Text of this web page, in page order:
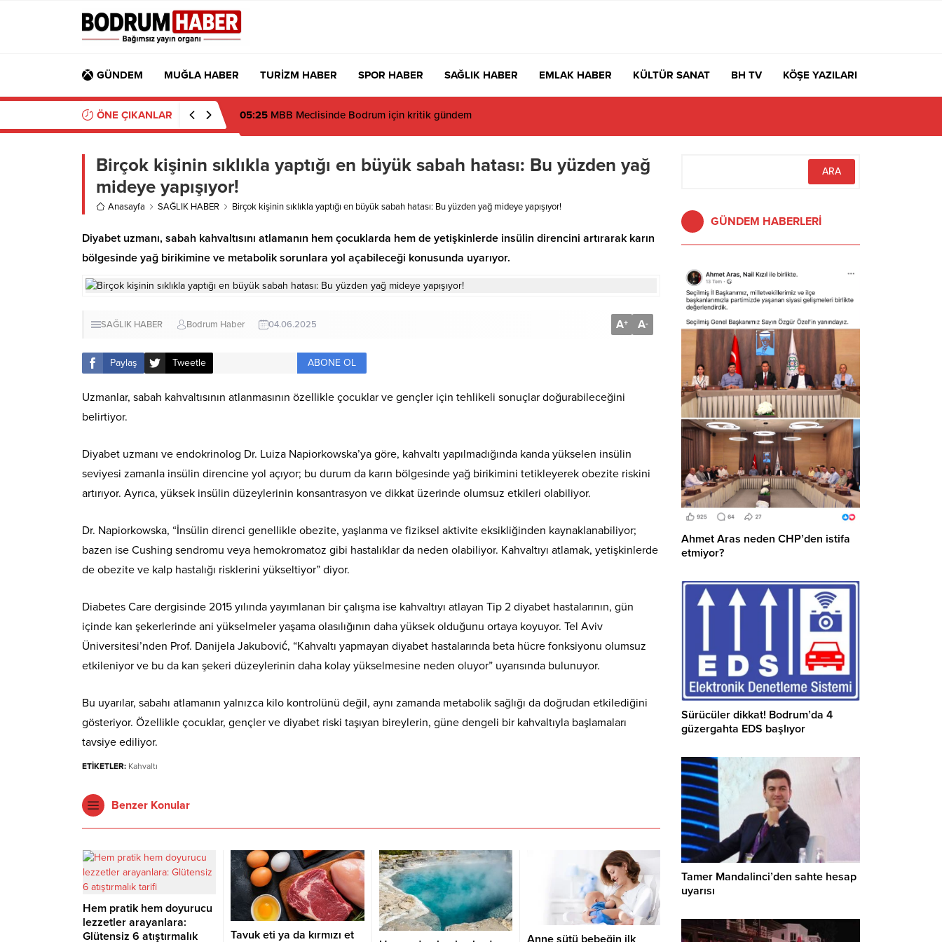
GÜNDEM MUĞLA HABER TURİZM HABER SPOR HABER SAĞLIK HABER EMLAK HABER KÜLTÜR SANAT BH TV KÖŞE YAZILARI
ÖNE ÇIKANLAR 05:25 MBB Meclisinde Bodrum için kritik gündem
Birçok kişinin sıklıkla yaptığı en büyük sabah hatası: Bu yüzden yağ
mideye yapışıyor!
Anasayfa SAĞLIK HABER Birçok kişinin sıklıkla yaptığı en büyük sabah hatası: Bu yüzden yağ mideye yapışıyor!
Diyabet uzmanı, sabah kahvaltısını atlamanın hem çocuklarda hem de yetişkinlerde insülin direncini artırarak karın
bölgesinde yağ birikimine ve metabolik sorunlara yol açabileceği konusunda uyarıyor.
SAĞLIK HABER Bodrum Haber 04.06.2025 A+ A-
Paylaş Tweetle ABONE OL
Uzmanlar, sabah kahvaltısının atlanmasının özellikle çocuklar ve gençler için tehlikeli sonuçlar doğurabileceğini
belirtiyor.
Diyabet uzmanı ve endokrinolog Dr. Luiza Napiorkowska’ya göre, kahvaltı yapılmadığında kanda yükselen insülin
seviyesi zamanla insülin direncine yol açıyor; bu durum da karın bölgesinde yağ birikimini tetikleyerek obezite riskini
artırıyor. Ayrıca, yüksek insülin düzeylerinin konsantrasyon ve dikkat üzerinde olumsuz etkileri olabiliyor.
Dr. Napiorkowska, “İnsülin direnci genellikle obezite, yaşlanma ve fiziksel aktivite eksikliğinden kaynaklanabiliyor;
bazen ise Cushing sendromu veya hemokromatoz gibi hastalıklar da neden olabiliyor. Kahvaltıyı atlamak, yetişkinlerde
de obezite ve kalp hastalığı risklerini yükseltiyor” diyor.
Diabetes Care dergisinde 2015 yılında yayımlanan bir çalışma ise kahvaltıyı atlayan Tip 2 diyabet hastalarının, gün
içinde kan şekerlerinde ani yükselmeler yaşama olasılığının daha yüksek olduğunu ortaya koyuyor. Tel Aviv
Üniversitesi’nden Prof. Danijela Jakubović, “Kahvaltı yapmayan diyabet hastalarında beta hücre fonksiyonu olumsuz
etkileniyor ve bu da kan şekeri düzeylerinin daha kolay yükselmesine neden oluyor” uyarısında bulunuyor.
Bu uyarılar, sabahı atlamanın yalnızca kilo kontrolünü değil, aynı zamanda metabolik sağlığı da doğrudan etkilediğini
gösteriyor. Özellikle çocuklar, gençler ve diyabet riski taşıyan bireylerin, güne dengeli bir kahvaltıyla başlamaları
tavsiye ediliyor.
ETİKETLER: Kahvaltı
Benzer Konular
Hem pratik hem doyurucu
lezzetler arayanlara:
Glütensiz 6 atıştırmalık
Tavuk eti ya da kırmızı et
GÜNDEM HABERLERİ
Ahmet Aras neden CHP’den istifa
etmiyor?
Sürücüler dikkat! Bodrum’da 4
güzergahta EDS başlıyor
Tamer Mandalinci’den sahte hesap
uyarısı